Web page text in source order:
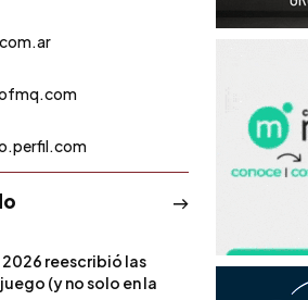
2026 reescribió las
(y no solo en la